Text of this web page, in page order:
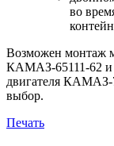
во
Возможен монтаж
КАМАЗ-65111-62 и
двигателя
выбор.
Печать